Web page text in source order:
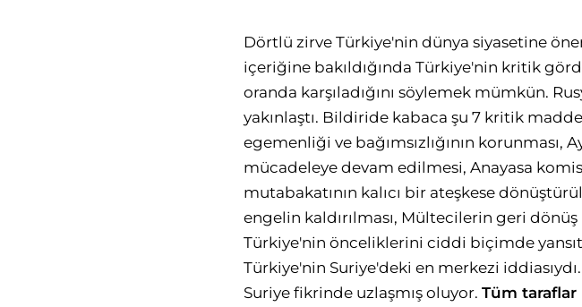
Dörtlü zirve Türkiye'nin dünya siyasetine
içeriğine bakıldığında Türkiye'nin kritik
oranda karşıladığını söylemek mümkün.
yakınlaştı. Bildiride kabaca şu 7 kritik
egemenliği ve bağımsızlığının korunması,
mücadeleye devam edilmesi, Anayasa
mutabakatının kalıcı bir ateşkese
engelin kaldırılması, Mültecilerin geri
Türkiye'nin önceliklerini ciddi biçimde
Türkiye'nin Suriye'deki en merkezi
Suriye fikrinde uzlaşmış oluyor. Tüm